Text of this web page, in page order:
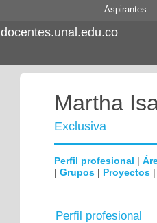
Aspirantes
docentes.unal.edu.co
Martha
Exclusiva
Perfil profesional |
| Grupos | Proyectos
Perfil profesional